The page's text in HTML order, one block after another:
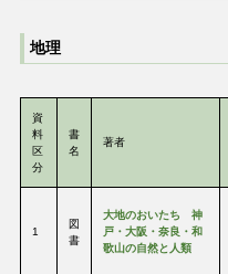
地理
資
料
区
分
書
名
著者
1
図
書
大地のおいたち 神
戸・大阪・奈良・和
歌山の自然と人類